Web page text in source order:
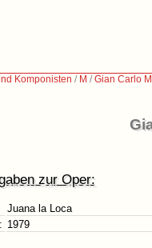
Komponisten / M /Gian Carlo
zur Oper:
Juana la Loca
1979